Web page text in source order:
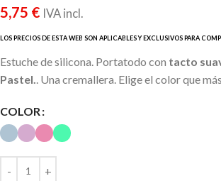
5,75 € IVA incl.
Estuche de silicona. Portatodo con tacto
Pastel.. Una cremallera. Elige el color que
COLOR